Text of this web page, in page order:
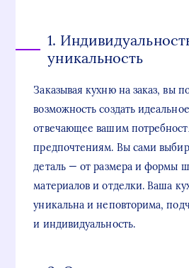
1.
уникальность
Заказывая кухню на заказ, вы
возможность создать
отвечающее вашим
предпочтениям. Вы сами
деталь — от размера и формы
материалов и отделки. Ваша
уникальна и неповторима,
и индивидуальность.